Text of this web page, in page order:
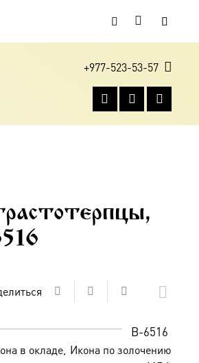
+977-523-53-57
B-6516
в окладе Икона по золочению